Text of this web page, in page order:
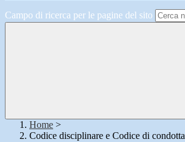
Campo di ricerca per le pagine del sito
Home >
Codice disciplinare e Codice di condotta